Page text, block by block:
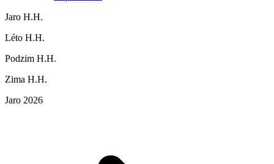
Jaro H.H.
Léto H.H.
Podzim H.H.
Zima H.H.
Jaro 2026